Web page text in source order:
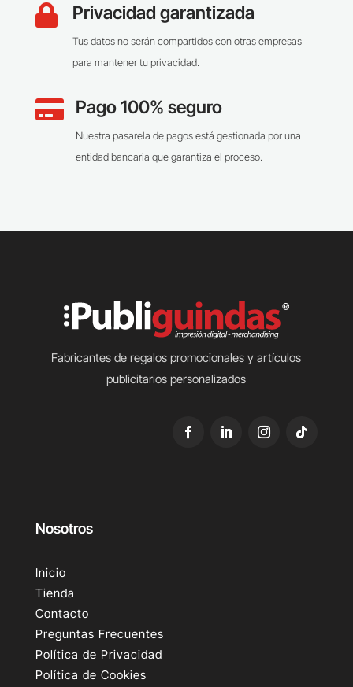
 Privacidad garantizada
Tus datos no serán compartidos con otras empresas
para mantener tu privacidad.
 Pago 100% seguro
Nuestra pasarela de pagos está gestionada por una
entidad bancaria que garantiza el proceso.
Fabricantes de regalos promocionales y artículos
publicitarios personalizados
Nosotros
Inicio
Tienda
Contacto
Preguntas Frecuentes
Política de Privacidad
Política de Cookies